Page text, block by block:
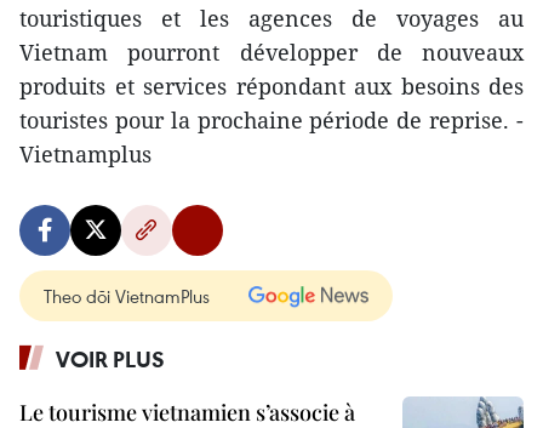
touristiques et les agences de voyages au
Vietnam pourront développer de nouveaux
produits et services répondant aux besoins des
touristes pour la prochaine période de reprise. -
Vietnamplus
Theo dõi VietnamPlus
VOIR PLUS
Le tourisme vietnamien s’associe à